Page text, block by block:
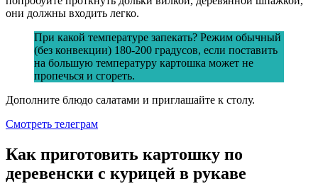
они должны входить легко.
При какой температуре запекать? Режим обычный
(без конвекции) 180-200 градусов, если поставить
на большую температуру картошка может не
пропечься и сгореть.
Дополните блюдо салатами и приглашайте к столу.
Смотреть телеграм
Как приготовить картошку по
деревенски с курицей в рукаве